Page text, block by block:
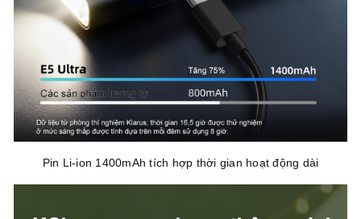
Pin Li-ion 1400mAh tích hợp thời gian hoạt động dài